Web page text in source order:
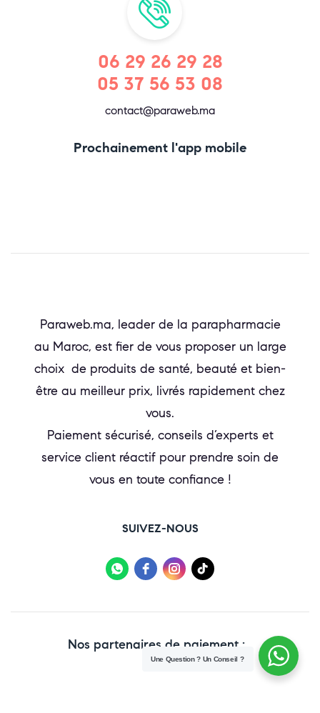
06 29 26 29 28
05 37 56 53 08
contact@paraweb.ma
Prochainement l'app mobile
Paraweb.ma, leader de la parapharmacie
au Maroc, est fier de vous proposer un large
choix de produits de santé, beauté et bien-
être au meilleur prix, livrés rapidement chez
vous.
Paiement sécurisé, conseils d’experts et
service client réactif pour prendre soin de
vous en toute confiance !
SUIVEZ-NOUS
Nos partenaires de paiement :
Une Question ? Un Conseil ?